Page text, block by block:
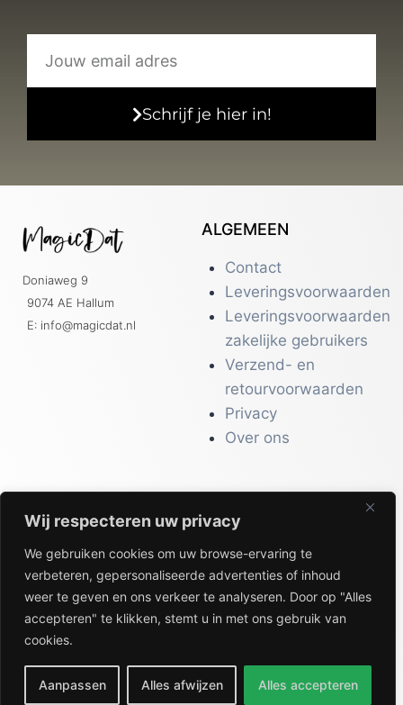
Wij respecteren uw privacy
We gebruiken cookies om uw browse-ervaring te
verbeteren, gepersonaliseerde advertenties of inhoud
weer te geven en ons verkeer te analyseren. Door op "Alles
accepteren" te klikken, stemt u in met ons gebruik van
cookies.
Aanpassen Alles afwijzen Alles accepteren
Schrijf je hier in!
Doniaweg 9
9074 AE Hallum
E: info@magicdat.nl
ALGEMEEN
Contact
Leveringsvoorwaarden
Leveringsvoorwaarden
zakelijke gebruikers
Verzend- en
retourvoorwaarden
Privacy
Over ons
CATALOGI
Workwear &
Veiligheid
Kantoor & Receptie
Gezondheid & Beauty
Keuken & Horeca